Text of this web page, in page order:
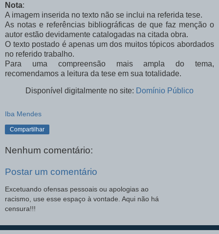
Nota:
A imagem inserida no texto não se inclui na referida tese.
As notas e referências bibliográficas de que faz menção o
autor estão devidamente catalogadas na citada obra.
O texto postado é apenas um dos muitos tópicos abordados
no referido trabalho.
Para uma compreensão mais ampla do tema,
recomendamos a leitura da tese em sua totalidade.
Disponível digitalmente no site: Domínio Público
Iba Mendes
Compartilhar
Nenhum comentário:
Postar um comentário
Excetuando ofensas pessoais ou apologias ao
racismo, use esse espaço à vontade. Aqui não há
censura!!!